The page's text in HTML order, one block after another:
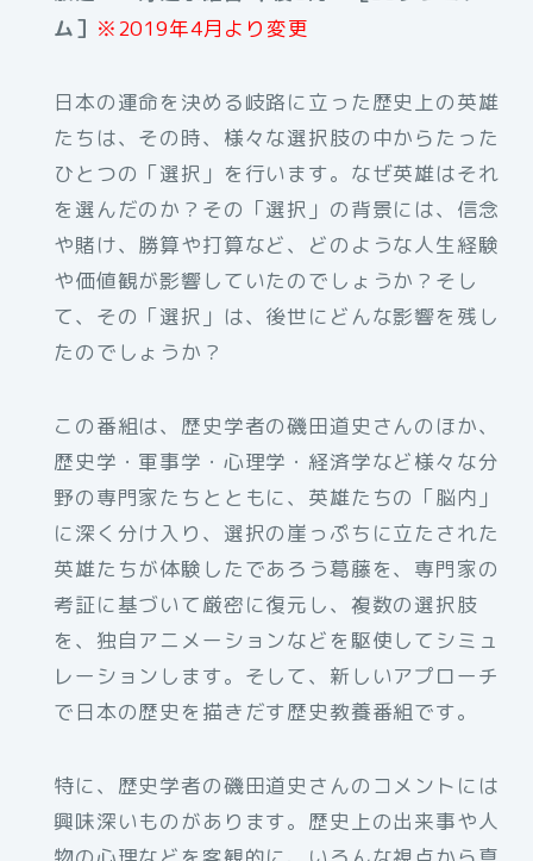
ム］ ※2019年4月より変更
日本の運命を決める岐路に立った歴史上の英雄
たちは、その時、様々な選択肢の中からたった
ひとつの「選択」を行います。なぜ英雄はそれ
を選んだのか？その「選択」の背景には、信念
や賭け、勝算や打算など、どのような人生経験
や価値観が影響していたのでしょうか？そし
て、その「選択」は、後世にどんな影響を残し
たのでしょうか？
この番組は、歴史学者の磯田道史さんのほか、
歴史学・軍事学・心理学・経済学など様々な分
野の専門家たちとともに、英雄たちの「脳内」
に深く分け入り、選択の崖っぷちに立たされた
英雄たちが体験したであろう葛藤を、専門家の
考証に基づいて厳密に復元し、複数の選択肢
を、独自アニメーションなどを駆使してシミュ
レーションします。そして、新しいアプローチ
で日本の歴史を描きだす歴史教養番組です。
特に、歴史学者の磯田道史さんのコメントには
興味深いものがあります。歴史上の出来事や人